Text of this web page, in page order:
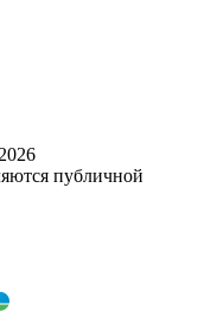
публичной